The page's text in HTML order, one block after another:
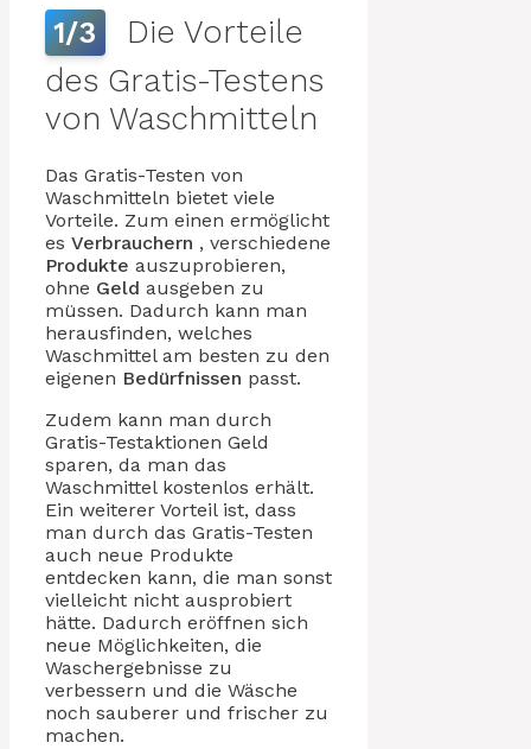
1/3
Die Vorteile
des Gratis-Testens
von Waschmitteln
Das Gratis-Testen von
Waschmitteln bietet viele
Vorteile. Zum einen ermöglicht
es Verbrauchern , verschiedene
Produkte auszuprobieren,
ohne Geld ausgeben zu
müssen. Dadurch kann man
herausfinden, welches
Waschmittel am besten zu den
eigenen Bedürfnissen passt.
Zudem kann man durch
Gratis-Testaktionen Geld
sparen, da man das
Waschmittel kostenlos erhält.
Ein weiterer Vorteil ist, dass
man durch das Gratis-Testen
auch neue Produkte
entdecken kann, die man sonst
vielleicht nicht ausprobiert
hätte. Dadurch eröffnen sich
neue Möglichkeiten, die
Waschergebnisse zu
verbessern und die Wäsche
noch sauberer und frischer zu
machen.